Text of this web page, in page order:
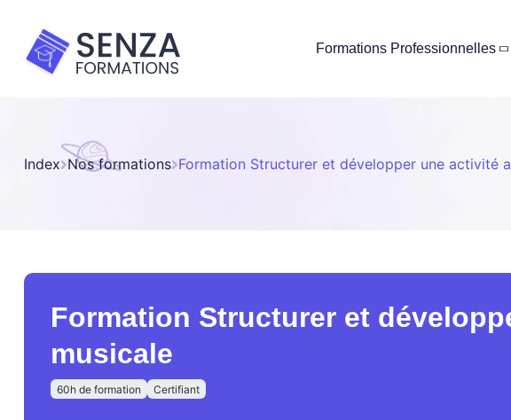
Formations Professionnelles
Index Nos formations Formation Structurer et développer une activité
Formation Structurer et
musicale
60h de formation Certifiant